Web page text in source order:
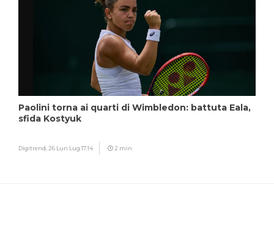
Paolini torna ai quarti di Wimbledon: battuta Eala,
sfida Kostyuk
Digitrend, 26 Lun Lug 17:14 2 min